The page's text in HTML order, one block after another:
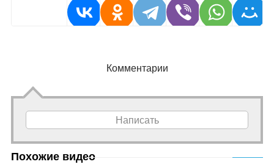
Комментарии
Написать
Похожие видео